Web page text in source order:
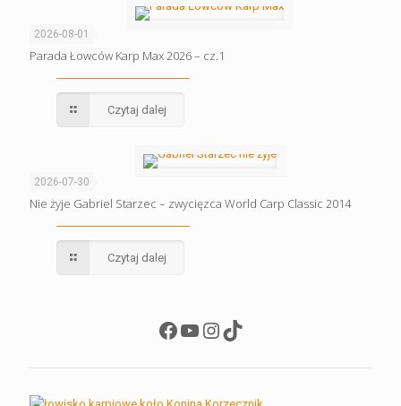
2026-08-01
Parada Łowców Karp Max 2026 – cz.1
Czytaj dalej
2026-07-30
Nie żyje Gabriel Starzec – zwycięzca World Carp Classic 2014
Czytaj dalej
Facebook
YouTube
Instagram
TikTok